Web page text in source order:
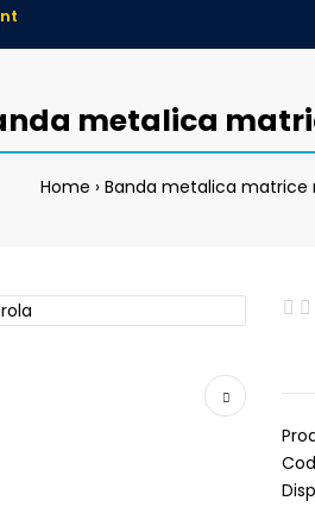
metalica
Home Banda metalica matrice